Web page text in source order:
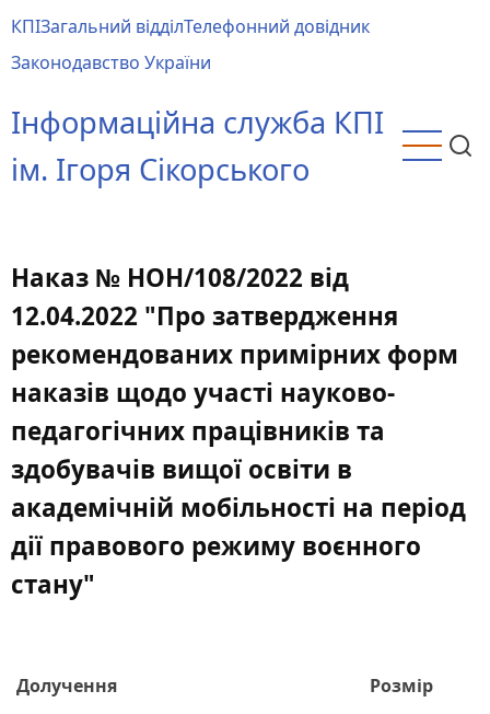
до
основного
КПІЗагальний відділТелефонний довідник
Законодавство України
Інформаційна служба КПІ
ім. Ігоря Сікорського
Наказ № НОН/108/2022 від
12.04.2022 "Про затвердження
рекомендованих примірних форм
наказів щодо участі науково-
педагогічних працівників та
здобувачів вищої освіти в
академічній мобільності на період
дії правового режиму воєнного
стану"
Долучення
Розмір